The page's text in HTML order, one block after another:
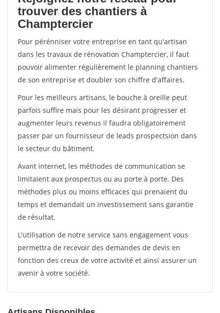
trouver des chantiers à
Champtercier
Pour pérénniser votre entreprise en tant qu'artisan
dans les travaux de rénovation Champtercier, il faut
pouvoir alimenter régulièrement le planning chantiers
de son entreprise et doubler son chiffre d'affaires.
Pour les meilleurs artisans, le bouche à oreille peut
parfois suffire mais pour les désirant progresser et
augmenter leurs revenus il faudra obligatoirement
passer par un fournisseur de leads prospectsion dans
le secteur du bâtiment.
Avant internet, les méthodes de communication se
limitaient aux prospectus ou au porte à porte. Des
méthodes plus ou moins efficaces qui prenaient du
temps et demandait un investissement sans garantie
de résultat.
L'utilisation de notre service sans engagement vous
permettra de recevoir des demandes de devis en
fonction des creux de votre activité et ainsi assurer un
avenir à votre société.